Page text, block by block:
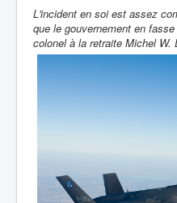
L'incident en soi est assez
que le gouvernement en
colonel à la retraite Michel W.